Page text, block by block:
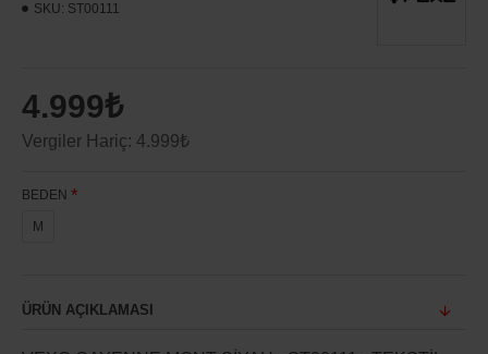
4.999₺
Vergiler Hariç: 4.999₺
SKU: ST00111
BEDEN
M
ÜRÜN AÇIKLAMASI